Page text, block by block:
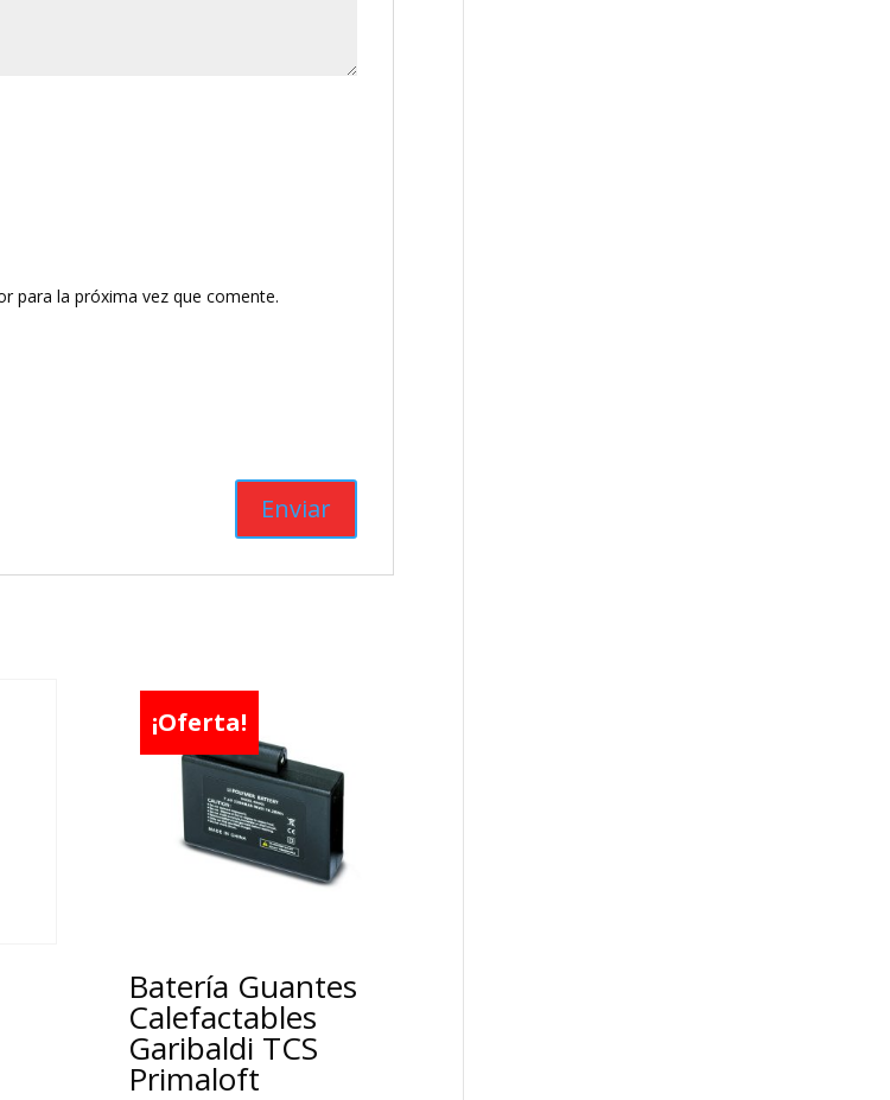
para la próxima vez que comente.
¡Oferta!
Batería Guantes
Calefactables
Garibaldi TCS
Primaloft